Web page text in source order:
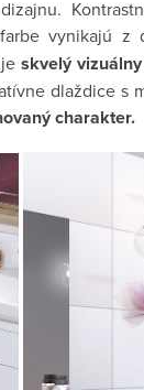
vynikajú z
skvelý
dlaždice s
charakter.